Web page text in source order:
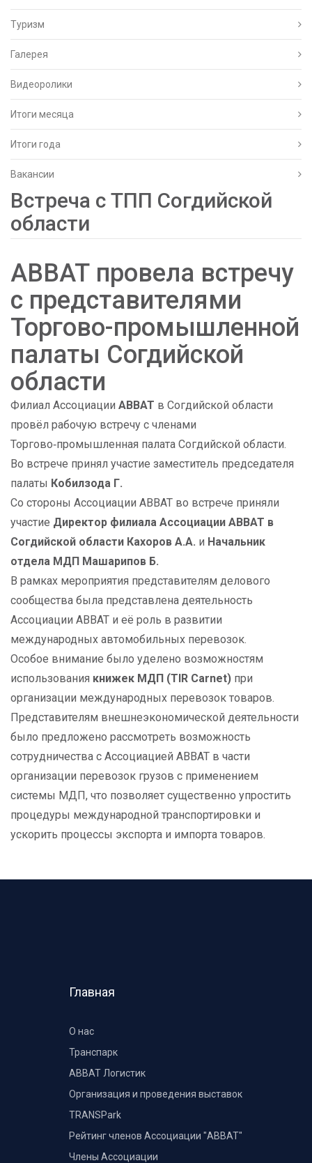
Туризм
Галерея
Видеоролики
Итоги месяца
Итоги года
Вакансии
Встреча с ТПП Согдийской
области
АВВАТ провела встречу
с представителями
Торгово-промышленной
палаты Согдийской
области
Филиал Ассоциации АВВАТ в Согдийской области
провёл рабочую встречу с членами
Торгово‑промышленная палата Согдийской области.
Во встрече принял участие заместитель председателя
палаты Кобилзода Г.
Со стороны Ассоциации АВВАТ во встрече приняли
участие Директор филиала Ассоциации АВВАТ в
Согдийской области Кахоров А.А. и Начальник
отдела МДП Машарипов Б.
В рамках мероприятия представителям делового
сообщества была представлена деятельность
Ассоциации АВВАТ и её роль в развитии
международных автомобильных перевозок.
Особое внимание было уделено возможностям
использования книжек МДП (TIR Carnet) при
организации международных перевозок товаров.
Представителям внешнеэкономической деятельности
было предложено рассмотреть возможность
сотрудничества с Ассоциацией АВВАТ в части
организации перевозок грузов с применением
системы МДП, что позволяет существенно упростить
процедуры международной транспортировки и
ускорить процессы экспорта и импорта товаров.
Главная
О нас
Транспарк
ABBAT Логистик
Организация и проведения выставок
TRANSPark
Рейтинг членов Ассоциации "АВВАТ"
Члены Ассоциации